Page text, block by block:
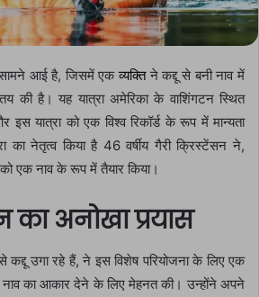
सामने आई है, जिसमें एकव्यक्तिने कद्दू से बनी नाव में
की है। यह यात्रा अमेरिका के वाशिंगटन स्थित
इस यात्रा को एक विश्व रिकॉर्ड के रूप में मान्यता
का नेतृत्व किया है 46 वर्षीय गैरी क्रिस्टेंसन ने,
एक नाव के रूप में तैयार किया।
का अनोखा प्रयास
उगा रहे हैं, ने इस विशेष परियोजना के लिए एक
का आकार देने के लिए मेहनत की। उन्होंने अपने